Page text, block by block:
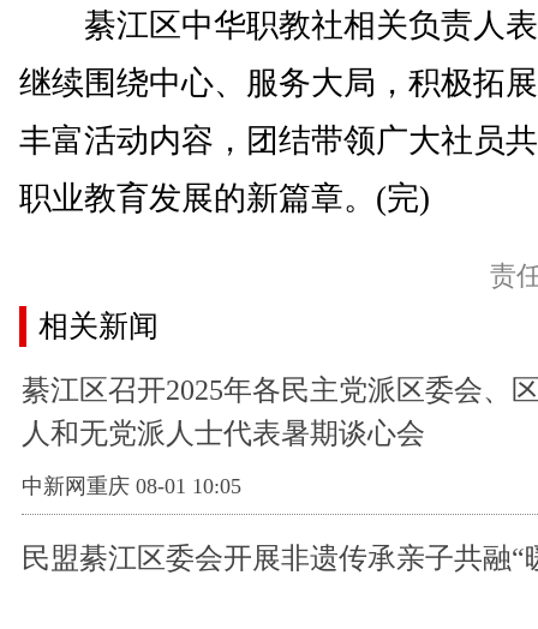
綦江区中华职教社相关负责人表
继续围绕中心、服务大局，积极拓
丰富活动内容，团结带领广大社员
职业教育发展的新篇章。(完)
责
相关新闻
綦江区召开2025年各民主党派区委会、
人和无党派人士代表暑期谈心会
中新网重庆 08-01 10:05
民盟綦江区委会开展非遗传承亲子共融“